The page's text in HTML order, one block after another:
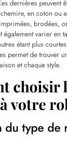
dernières peuvent
en coton ou
brodées,
également varier en
étant plus
permet de trouver
et chaque style.
choisir
votre
du type de